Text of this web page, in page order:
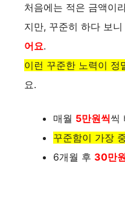
처음에는 적은 금액이
지만, 꾸준히 하다 보니
어요.
이런 꾸준한 노력이 정
요.
매월 5만원씩씩
꾸준함이 가장
6개월 후 30만